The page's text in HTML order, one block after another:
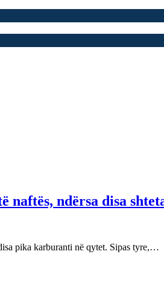
ndërsa disa
pika karburanti në qytet. Sipas tyre,…